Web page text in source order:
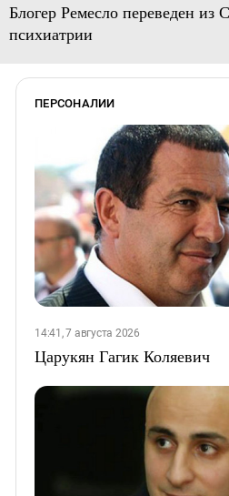
Блогер Ремесло переведен из
психиатрии
ПЕРСОНАЛИИ
14:41, 7 августа 2026
Царукян Гагик Коляевич